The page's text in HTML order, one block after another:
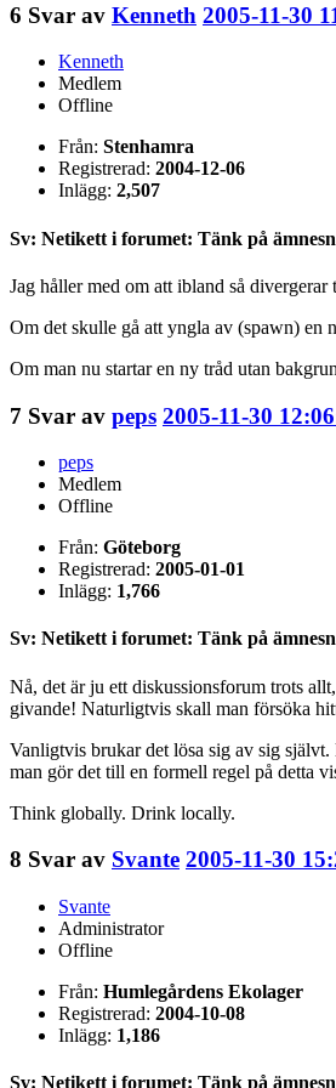
6 Svar av Kenneth 2005-11-30
Kenneth
Medlem
Offline
Från: Stenhamra
Registrerad: 2004-12-06
Inlägg: 2,507
Sv: Netikett i forumet: Tänk på
Jag håller med om att ibland så
Om det skulle gå att yngla av (spawn) en
Om man nu startar en ny tråd utan
7 Svar av peps 2005-11-30
peps
Medlem
Offline
Från: Göteborg
Registrerad: 2005-01-01
Inlägg: 1,766
Sv: Netikett i forumet: Tänk på
Nå, det är ju ett diskussionsforum trots
givande! Naturligtvis skall man försöka
Vanligtvis brukar det lösa sig av sig
man gör det till en formell regel på detta
Think globally. Drink locally.
8 Svar av Svante 2005-11-30
Svante
Administrator
Offline
Från: Humlegårdens Ekolager
Registrerad: 2004-10-08
Inlägg: 1,186
Sv: Netikett i forumet: Tänk på